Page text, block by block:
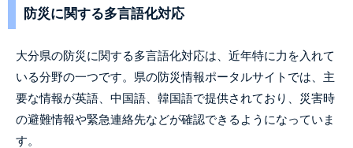
防災に関する多言語化対応
大分県の防災に関する多言語化対応は、近年特に力を入れて
いる分野の一つです。県の防災情報ポータルサイトでは、主
要な情報が英語、中国語、韓国語で提供されており、災害時
の避難情報や緊急連絡先などが確認できるようになっていま
す。